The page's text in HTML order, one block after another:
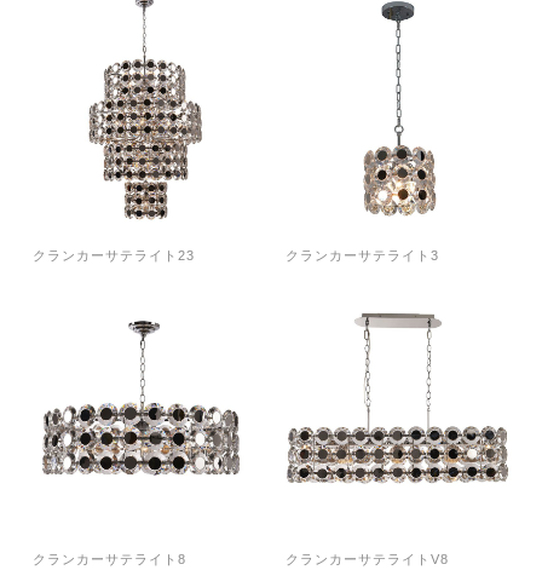
クランカーサテライト23 クランカーサテライト3
クランカーサテライト8 クランカーサテライトV8